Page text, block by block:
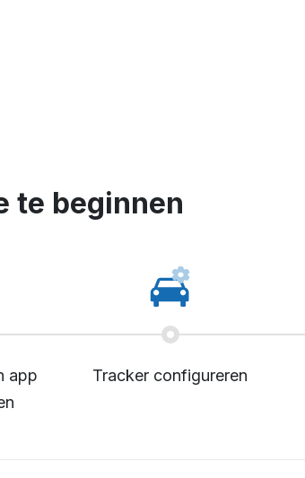
te beginnen
app
Tracker configureren